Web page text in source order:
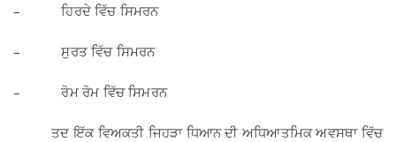
– ਹਿਰਦੇ ਵਿੱਚ ਸਿਮਰਨ
– ਸੁਰਤ ਵਿੱਚ ਸਿਮਰਨ
– ਰੋਮ ਰੋਮ ਵਿੱਚ ਸਿਮਰਨ
ਤਦ ਇੱਕ ਵਿਅਕਤੀ ਜਿਹੜਾ ਧਿਆਨ ਦੀ ਅਧਿਆਤਮਿਕ ਅਵਸਥਾ ਵਿੱਚ